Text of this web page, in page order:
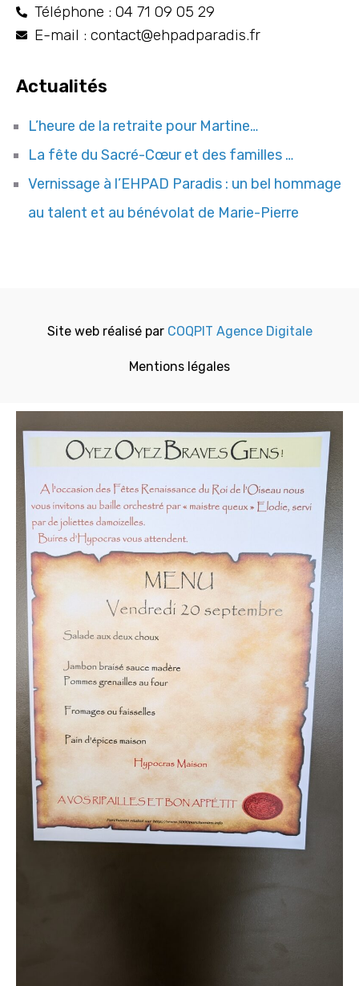
Téléphone : 04 71 09 05 29
E-mail : contact@ehpadparadis.fr
Actualités
L’heure de la retraite pour Martine…
La fête du Sacré-Cœur et des familles …
Vernissage à l’EHPAD Paradis : un bel hommage
au talent et au bénévolat de Marie-Pierre
Site web réalisé par COQPIT Agence Digitale
Mentions légales